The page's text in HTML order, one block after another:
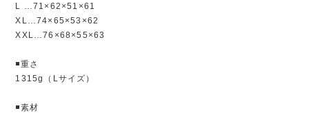
L …71×62×51×61
XL…74×65×53×62
XXL…76×68×55×63
◾️重さ
1315g（Lサイズ）
◾️素材